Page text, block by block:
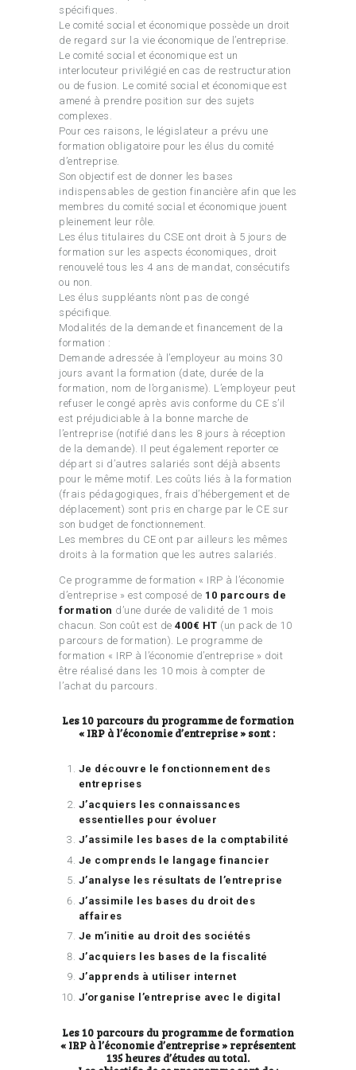
spécifiques.
Le comité social et économique possède un droit
de regard sur la vie économique de l’entreprise.
Le comité social et économique est un
interlocuteur privilégié en cas de restructuration
ou de fusion. Le comité social et économique est
amené à prendre position sur des sujets
complexes.
Pour ces raisons, le législateur a prévu une
formation obligatoire pour les élus du comité
d’entreprise.
Son objectif est de donner les bases
indispensables de gestion financière afin que les
membres du comité social et économique jouent
pleinement leur rôle.
Les élus titulaires du CSE ont droit à 5 jours de
formation sur les aspects économiques, droit
renouvelé tous les 4 ans de mandat, consécutifs
ou non.
Les élus suppléants n’ont pas de congé
spécifique.
Modalités de la demande et financement de la
formation :
Demande adressée à l’employeur au moins 30
jours avant la formation (date, durée de la
formation, nom de l’organisme). L’employeur peut
refuser le congé après avis conforme du CE s’il
est préjudiciable à la bonne marche de
l’entreprise (notifié dans les 8 jours à réception
de la demande). Il peut également reporter ce
départ si d’autres salariés sont déjà absents
pour le même motif. Les coûts liés à la formation
(frais pédagogiques, frais d’hébergement et de
déplacement) sont pris en charge par le CE sur
son budget de fonctionnement.
Les membres du CE ont par ailleurs les mêmes
droits à la formation que les autres salariés.
Ce programme de formation « IRP à l’économie
d’entreprise » est composé de 10 parcours de
formation d’une durée de validité de 1 mois
chacun. Son coût est de 400€ HT (un pack de 10
parcours de formation). Le programme de
formation « IRP à l’économie d’entreprise » doit
être réalisé dans les 10 mois à compter de
l’achat du parcours.
Les 10 parcours du programme de formation
« IRP à l’économie d’entreprise » sont :
Je découvre le fonctionnement des
entreprises
J’acquiers les connaissances
essentielles pour évoluer
J’assimile les bases de la comptabilité
Je comprends le langage financier
J’analyse les résultats de l’entreprise
J’assimile les bases du droit des
affaires
Je m’initie au droit des sociétés
J’acquiers les bases de la fiscalité
J’apprends à utiliser internet
J’organise l’entreprise avec le digital
Les 10 parcours du programme de formation
« IRP à l’économie d’entreprise » représentent
135 heures d’études au total.